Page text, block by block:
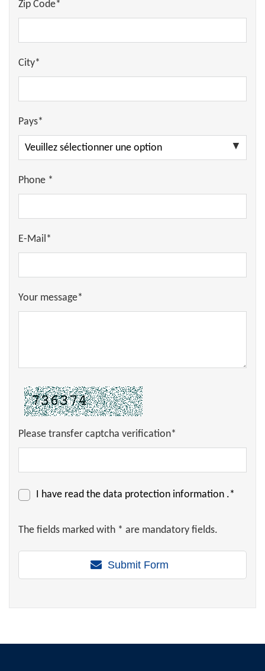
Zip Code*
City*
Pays*
Phone *
E-Mail*
Your message*
Please transfer captcha verification*
I have read the data protection information .*
The fields marked with * are mandatory fields.
Submit Form